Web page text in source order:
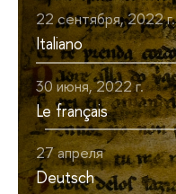
22 сентября, 2022 г.
Italiano
30 июня, 2022 г.
Le français
27 апреля
Deutsch